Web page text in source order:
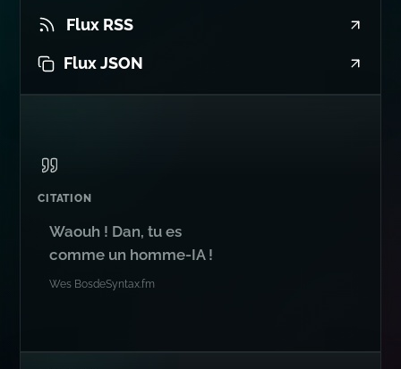
Flux RSS
Flux JSON
CITATION
Waouh ! Dan, tu es
comme un homme-IA !
Wes BosdeSyntax.fm